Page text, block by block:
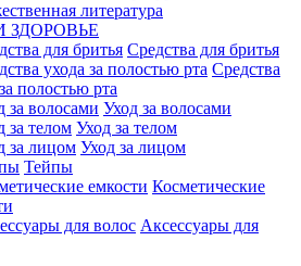
литература
ЗДОРОВЬЕ
Средства для бритья
Средства
полостью рта
Уход за волосами
Уход за телом
Уход за лицом
Тейпы
Косметические
Аксессуары для